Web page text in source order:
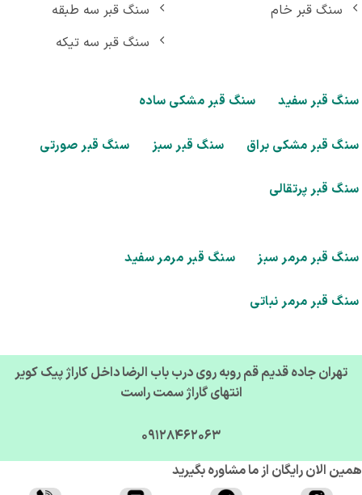
سنگ قبر خام
سنگ قبر سه طبقه
سنگ قبر سه تیکه
قبر سفید سنگ قبر مشکی ساده
قبر مشکی براق سنگ قبر سبز سنگ قبر صورتی
قبر پرتقالی
قبر مرمر سبز سنگ قبر مرمر سفید
قبر مرمر نباتی
تهران جاده قدیم قم روبه روی درب باب الرضا داخل کاراژ پیک کویر
انتهای گاراژ سمت راست
09128462063
الان رایگان از ما مشاوره بگیرید